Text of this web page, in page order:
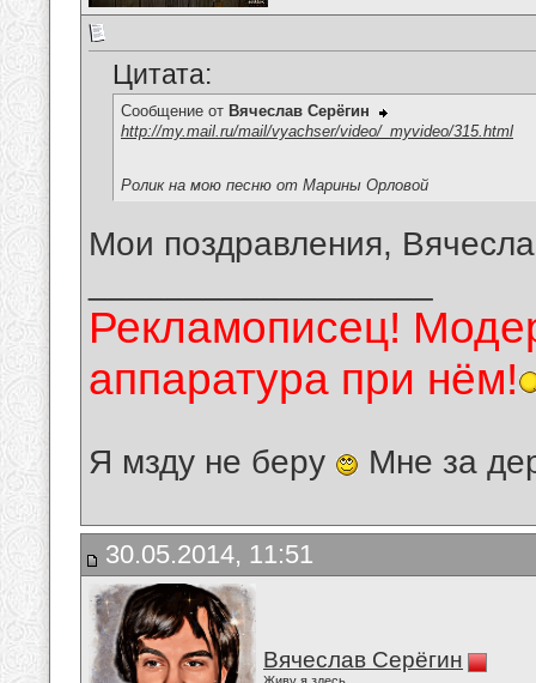
Цитата:
Сообщение от Вячеслав Серёгин
http://my.mail.ru/mail/vyachser/video/_myvideo/315.html
Ролик на мою песню от Марины Орловой
Мои поздравления,
Рекламописец!
аппаратура при нём!
Я мзду не беру Мне за
30.05.2014, 11:51
Вячеслав Серёгин